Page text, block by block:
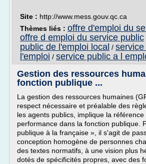
Site : http://www.mess.gouv.qc.ca
Thèmes liés : offre d'emploi du
offre d emploi du service public
public de l'emploi local /
l'emploi / service public a l
Gestion des ressources
fonction publique ...
La gestion des ressources humaines
respect nécessaire et préalable des
les agents publics, implique la
performance dans la fonction publique.
publique à la française », il s'agit de
conception homogène de personnes
des textes normatifs, à une vision plus
dotés de spécificités propres, avec des